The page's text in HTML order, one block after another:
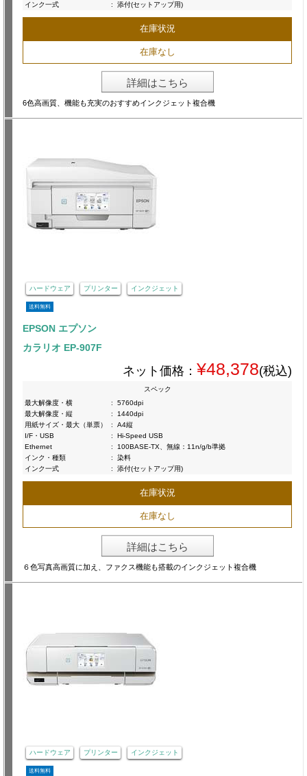
インク一式
: 添付(セットアップ用)
在庫状況
在庫なし
詳細はこちら
6色高画質、機能も充実のおすすめインクジェット複合機
ハードウェア プリンター インクジェット
送料無料
EPSON エプソン
カラリオ EP-907F
ネット価格： ¥48,378(税込)
スペック
最大解像度・横
:
5760dpi
最大解像度・縦
:
1440dpi
用紙サイズ・最大（単票）
:
A4縦
I/F・USB
:
Hi-Speed USB
Ethernet
:
100BASE-TX、無線：11n/g/b準拠
インク・種類
:
染料
インク一式
: 添付(セットアップ用)
在庫状況
在庫なし
詳細はこちら
６色写真高画質に加え、ファクス機能も搭載のインクジェット複合機
ハードウェア プリンター インクジェット
送料無料